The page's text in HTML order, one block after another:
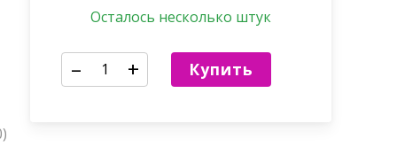
Осталось несколько штук
– + Купить